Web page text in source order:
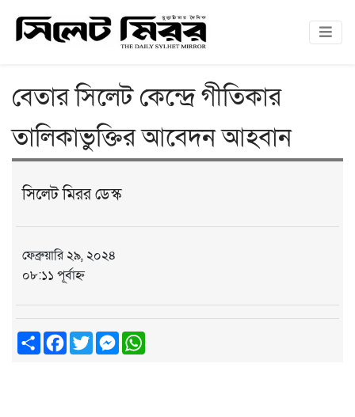
বেতার সিলেট কেন্দ্রে গীতিকার
তালিকাভুক্তির আবেদন আহবান
সিলেট মিরর ডেস্ক
ফেব্রুয়ারি ২৯, ২০২৪
০৮:১১ পূর্বাহ্ন
ShareFacebook
TwitterMessenger